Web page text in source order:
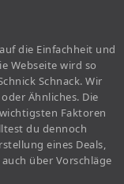
die Einfachheit und
Webseite wird so
Schnack. Wir
Ähnliches. Die
Faktoren
du dennoch
eines Deals,
über Vorschläge